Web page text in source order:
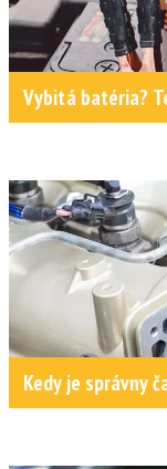
Vybitá batéria?
Kedy je správny